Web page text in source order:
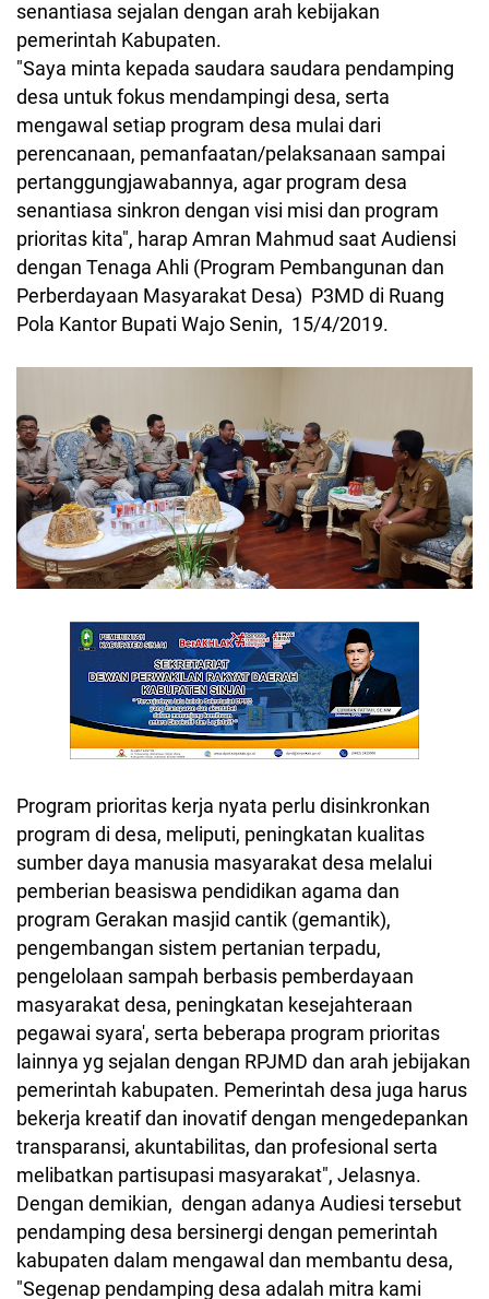
senantiasa sejalan dengan arah kebijakan
pemerintah Kabupaten.
"Saya minta kepada saudara saudara pendamping
desa untuk fokus mendampingi desa, serta
mengawal setiap program desa mulai dari
perencanaan, pemanfaatan/pelaksanaan sampai
pertanggungjawabannya, agar program desa
senantiasa sinkron dengan visi misi dan program
prioritas kita", harap Amran Mahmud saat Audiensi
dengan Tenaga Ahli (Program Pembangunan dan
Perberdayaan Masyarakat Desa) P3MD di Ruang
Pola Kantor Bupati Wajo Senin, 15/4/2019.
Program prioritas kerja nyata perlu disinkronkan
program di desa, meliputi, peningkatan kualitas
sumber daya manusia masyarakat desa melalui
pemberian beasiswa pendidikan agama dan
program Gerakan masjid cantik (gemantik),
pengembangan sistem pertanian terpadu,
pengelolaan sampah berbasis pemberdayaan
masyarakat desa, peningkatan kesejahteraan
pegawai syara', serta beberapa program prioritas
lainnya yg sejalan dengan RPJMD dan arah jebijakan
pemerintah kabupaten. Pemerintah desa juga harus
bekerja kreatif dan inovatif dengan mengedepankan
transparansi, akuntabilitas, dan profesional serta
melibatkan partisupasi masyarakat", Jelasnya.
Dengan demikian, dengan adanya Audiesi tersebut
pendamping desa bersinergi dengan pemerintah
kabupaten dalam mengawal dan membantu desa,
"Segenap pendamping desa adalah mitra kami